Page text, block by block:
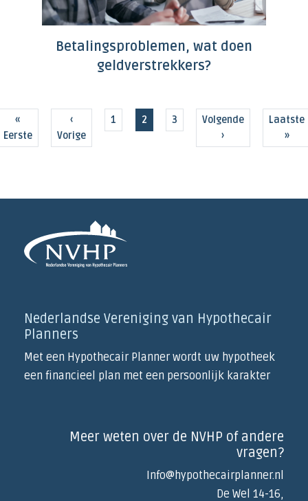
Betalingsproblemen, wat doen
geldverstrekkers?
Eerste pagina
«
Eerste
Vorige pagina
‹
Vorige
Pagina
1 Huidige pagina
2 Pagina
3 Volgende pagina
Volgende
›
Laatste
Laatste
»
Nederlandse Vereniging van Hypothecair
Planners
Met een Hypothecair Planner wordt uw hypotheek
een financieel plan met een persoonlijk karakter
Meer weten over de NVHP of andere
vragen?
Info@hypothecairplanner.nl
De Wel 14-16,